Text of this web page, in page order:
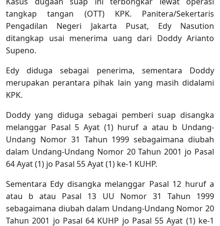
tangkap tangan (OTT) KPK. Panitera/Sekertaris
Pengadilan Negeri Jakarta Pusat, Edy Nasution
ditangkap usai menerima uang dari Doddy Arianto
Supeno.
Edy diduga sebagai penerima, sementara Doddy
merupakan perantara pihak lain yang masih didalami
KPK.
Doddy yang diduga sebagai pemberi suap disangka
melanggar Pasal 5 Ayat (1) huruf a atau b Undang-
Undang Nomor 31 Tahun 1999 sebagaimana diubah
dalam Undang-Undang Nomor 20 Tahun 2001 jo Pasal
64 Ayat (1) jo Pasal 55 Ayat (1) ke-1 KUHP.
Sementara Edy disangka melanggar Pasal 12 huruf a
atau b atau Pasal 13 UU Nomor 31 Tahun 1999
sebagaimana diubah dalam Undang-Undang Nomor 20
Tahun 2001 jo Pasal 64 KUHP jo Pasal 55 Ayat (1) ke-1